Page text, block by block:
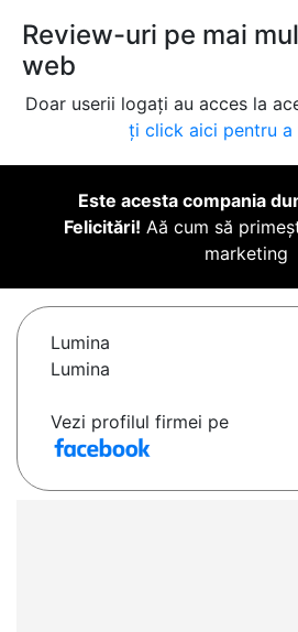
Review-uri pe mai
web
Doar userii logați au acces la
ți click aici pentru a
Este acesta compania
Felicitări! Aă cum să
marketing
Lumina
Lumina
Vezi profilul firmei pe